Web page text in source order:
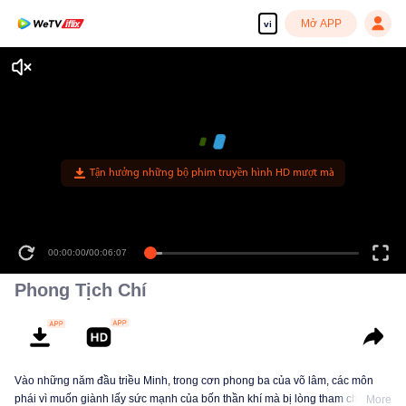
vi Mở APP
Tận hưởng những bộ phim truyền hình HD mượt mà
00:00:00/00:06:07
Phong Tịch Chí
Vào những năm đầu triều Minh, trong cơn phong ba của võ lâm, các môn
phái vì muốn giành lấy sức mạnh của bốn thần khí mà bị lòng tham che mờ
More